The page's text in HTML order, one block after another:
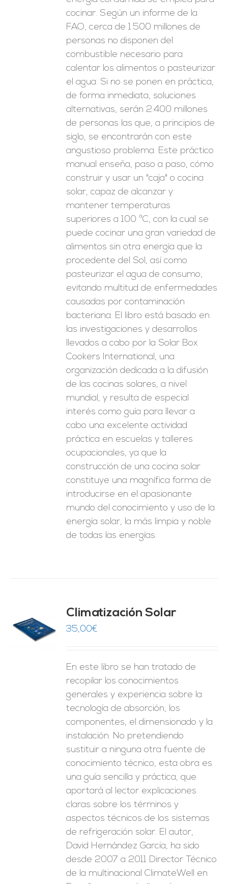
cocinar. Según un informe de la
FAO, cerca de 1.500 millones de
personas no disponen del
combustible necesario para
calentar los alimentos o pasteurizar
el agua. Si no se ponen en práctica,
de forma inmediata, soluciones
alternativas, serán 2.400 millones
de personas las que, a principios de
siglo, se encontrarán con este
angustioso problema. Este práctico
manual enseña, paso a paso, cómo
construir y usar un "caja" o cocina
solar, capaz de alcanzar y
mantener temperaturas
superiores a 100 ºC, con la cual se
puede cocinar una gran variedad de
alimentos sin otra energía que la
procedente del Sol, así como
pasteurizar el agua de consumo,
evitando multitud de enfermedades
causadas por contaminación
bacteriana. El libro está basado en
las investigaciones y desarrollos
llevados a cabo por la Solar Box
Cookers International, una
organización dedicada a la difusión
de las cocinas solares, a nivel
mundial, y resulta de especial
interés como guía para llevar a
cabo una excelente actividad
práctica en escuelas y talleres
ocupacionales, ya que la
construcción de una cocina solar
constituye una magnífica forma de
introducirse en el apasionante
mundo del conocimiento y uso de la
energía solar, la más limpia y noble
de todas las energías.
Climatización Solar
35,00€
En este libro se han tratado de
recopilar los conocimientos
generales y experiencia sobre la
tecnología de absorción, los
componentes, el dimensionado y la
instalación. No pretendiendo
sustituir a ninguna otra fuente de
conocimiento técnico, esta obra es
una guía sencilla y práctica, que
aportará al lector explicaciones
claras sobre los términos y
aspectos técnicos de los sistemas
de refrigeración solar. El autor,
David Hernández García, ha sido
desde 2007 a 2011 Director Técnico
de la multinacional ClimateWell en